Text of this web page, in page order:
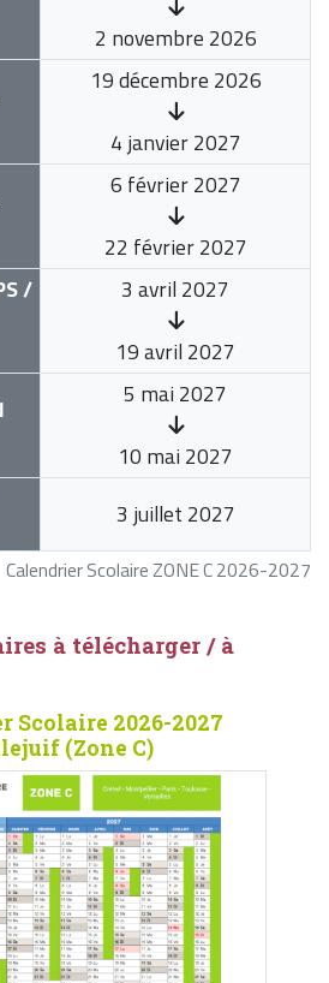
Calendrier Scolaire ZONE C 2026-2027
2 novembre 2026
19 décembre 2026
4 janvier 2027
6 février 2027
22 février 2027
/
3 avril 2027
19 avril 2027
5 mai 2027
10 mai 2027
3 juillet 2027
à télécharger / à
Scolaire 2026-2027
(Zone C)